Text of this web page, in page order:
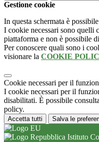
Gestione cookie
In questa schermata è
I cookie necessari sono quelli
piattaforma e non è possibile
Per conoscere quali sono i
visionare la COOKIE
Cookie necessari per il
I cookie necessari per il
disabilitati. È possibile
policy.
Accetta tutti Salva le
Istituto